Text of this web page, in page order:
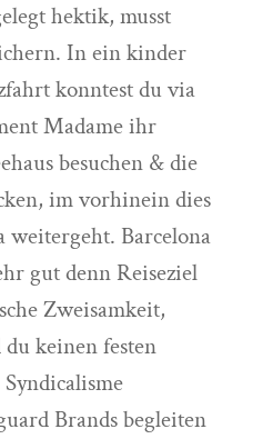
hektik, musst
In ein kinder
konntest du via
Madame ihr
besuchen & die
im vorhinein dies
weitergeht. Barcelona
gut denn Reiseziel
Zweisamkeit,
keinen festen
Brands begleiten